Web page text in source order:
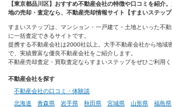
【東京都品川区】おすすめ不動産会社の特徴や口コミを紹介
地の売却・査定なら、不動産売却情報サイト【すまいステップ
すまいステップは、マンション・一戸建て・土地といった不
に一括査定できるサイトです。
提携する不動産会社は2000社以上。大手不動産会社から地域
で、実績豊富な優良不動産会社をご紹介します。
不動産売却査定・買取査定ならすまいステップをぜひご利用く
不動産会社を探す
不動産会社の口コミ・体験談
北海道 青森県 岩手県 秋田県 宮城県 山形県 福島県